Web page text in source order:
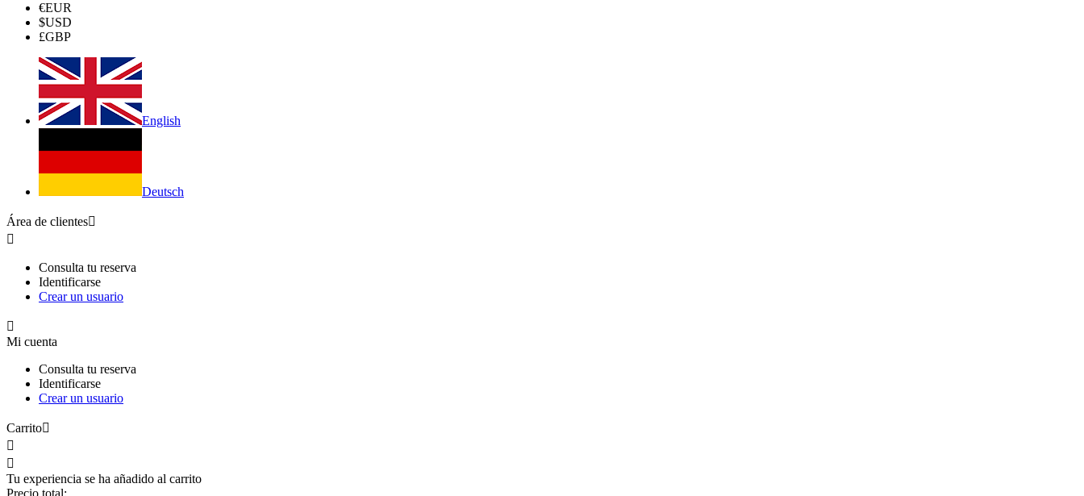
€EUR
$USD
£GBP
English
Deutsch
Área de clientes

Consulta tu reserva
Identificarse
Crear un usuario

Mi cuenta
Consulta tu reserva
Identificarse
Crear un usuario
Carrito


Tu experiencia se ha añadido al carrito
Precio total: